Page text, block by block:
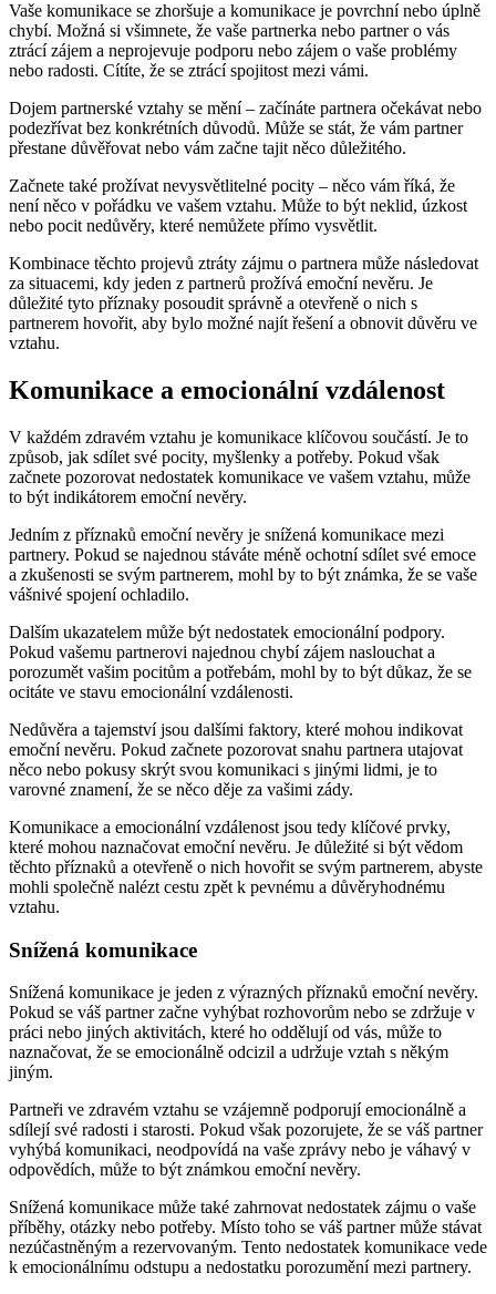
Vaše komunikace se zhoršuje a komunikace je povrchní nebo úplně
chybí. Možná si všimnete, že vaše partnerka nebo partner o vás
ztrácí zájem a neprojevuje podporu nebo zájem o vaše problémy
nebo radosti. Cítíte, že se ztrácí spojitost mezi vámi.
Dojem partnerské vztahy se mění – začínáte partnera očekávat nebo
podezřívat bez konkrétních důvodů. Může se stát, že vám partner
přestane důvěřovat nebo vám začne tajit něco důležitého.
Začnete také prožívat nevysvětlitelné pocity – něco vám říká, že
není něco v pořádku ve vašem vztahu. Může to být neklid, úzkost
nebo pocit nedůvěry, které nemůžete přímo vysvětlit.
Kombinace těchto projevů ztráty zájmu o partnera může následovat
za situacemi, kdy jeden z partnerů prožívá emoční nevěru. Je
důležité tyto příznaky posoudit správně a otevřeně o nich s
partnerem hovořit, aby bylo možné najít řešení a obnovit důvěru ve
vztahu.
Komunikace a emocionální vzdálenost
V každém zdravém vztahu je komunikace klíčovou součástí. Je to
způsob, jak sdílet své pocity, myšlenky a potřeby. Pokud však
začnete pozorovat nedostatek komunikace ve vašem vztahu, může
to být indikátorem emoční nevěry.
Jedním z příznaků emoční nevěry je snížená komunikace mezi
partnery. Pokud se najednou stáváte méně ochotní sdílet své emoce
a zkušenosti se svým partnerem, mohl by to být známka, že se vaše
vášnivé spojení ochladilo.
Dalším ukazatelem může být nedostatek emocionální podpory.
Pokud vašemu partnerovi najednou chybí zájem naslouchat a
porozumět vašim pocitům a potřebám, mohl by to být důkaz, že se
ocitáte ve stavu emocionální vzdálenosti.
Nedůvěra a tajemství jsou dalšími faktory, které mohou indikovat
emoční nevěru. Pokud začnete pozorovat snahu partnera utajovat
něco nebo pokusy skrýt svou komunikaci s jinými lidmi, je to
varovné znamení, že se něco děje za vašimi zády.
Komunikace a emocionální vzdálenost jsou tedy klíčové prvky,
které mohou naznačovat emoční nevěru. Je důležité si být vědom
těchto příznaků a otevřeně o nich hovořit se svým partnerem, abyste
mohli společně nalézt cestu zpět k pevnému a důvěryhodnému
vztahu.
Snížená komunikace
Snížená komunikace je jeden z výrazných příznaků emoční nevěry.
Pokud se váš partner začne vyhýbat rozhovorům nebo se zdržuje v
práci nebo jiných aktivitách, které ho oddělují od vás, může to
naznačovat, že se emocionálně odcizil a udržuje vztah s někým
jiným.
Partneři ve zdravém vztahu se vzájemně podporují emocionálně a
sdílejí své radosti i starosti. Pokud však pozorujete, že se váš partner
vyhýbá komunikaci, neodpovídá na vaše zprávy nebo je váhavý v
odpovědích, může to být známkou emoční nevěry.
Snížená komunikace může také zahrnovat nedostatek zájmu o vaše
příběhy, otázky nebo potřeby. Místo toho se váš partner může stávat
nezúčastněným a rezervovaným. Tento nedostatek komunikace vede
k emocionálnímu odstupu a nedostatku porozumění mezi partnery.